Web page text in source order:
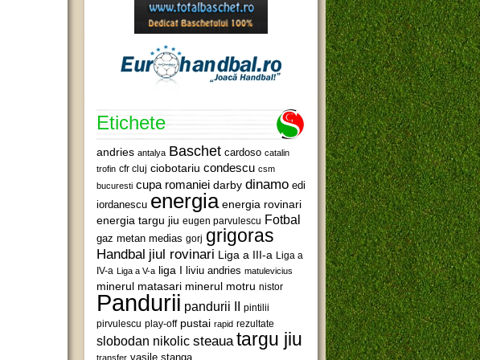
Etichete
andries antalya Baschet cardoso catalin
trofin cfr cluj ciobotariu condescu csm
bucuresti cupa romaniei darby dinamo edi
iordanescu energia energia rovinari
energia targu jiu eugen parvulescu Fotbal
gaz metan medias gorj grigoras
Handbal jiul rovinari Liga a III-a Liga a
IV-a Liga a V-a liga I liviu andries matulevicius
minerul matasari minerul motru nistor
Pandurii pandurii II pintilii
pirvulescu play-off pustai rapid rezultate
slobodan nikolic steaua targu jiu
transfer vasile stanga